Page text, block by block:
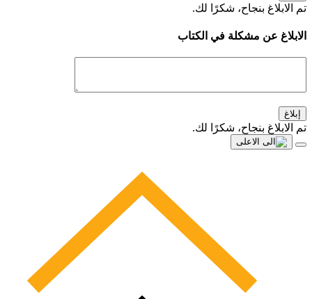
تم الابلاغ بنجاح، شكرًا لك.
الابلاغ عن مشكلة في الكتاب
إبلاغ
تم الابلاغ بنجاح، شكرًا لك.